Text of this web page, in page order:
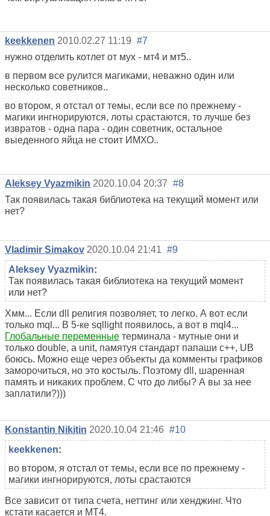
keekkenen 2010.02.27 11:19 #7
нужно отделить котлет от мух - мт4 и мт5..
в первом все рулится магиками, неважно один или
несколько советников..
во втором, я отстал от темы, если все по прежнему -
магики ингнорируются, лоты срастаются, то лучше без
извратов - одна пара - один советник, остальное
выеденного яйца не стоит ИМХО..
Aleksey Vyazmikin 2020.10.04 20:37 #8
Так появилась такая библиотека на текущий момент или
нет?
Vladimir Simakov 2020.10.04 21:41 #9
Aleksey Vyazmikin:
Так появилась такая библиотека на текущий момент
или нет?
Хмм... Если dll религия позволяет, то легко. А вот если
только mql... В 5-ке sqllight появилось, а вот в mql4...
Глобальные переменные терминала - мутные они и
только double, а unit, памятуя стандарт папаши с++, UB
боюсь. Можно еще через объекты да комменты графиков
заморочиться, но это костыль. Поэтому dll, шаренная
память и никаких проблем. С что до либы? А вы за нее
заплатили?)))
Konstantin Nikitin 2020.10.04 21:46 #10
keekkenen:
во втором, я отстал от темы, если все по прежнему -
магики ингнорируются, лоты срастаются
Все зависит от типа счета, неттинг или хенджинг. Что
кстати касается и MT4.